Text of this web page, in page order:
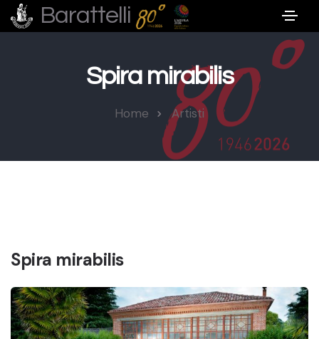
Barattelli
Spira mirabilis
Home Artisti
Spira mirabilis